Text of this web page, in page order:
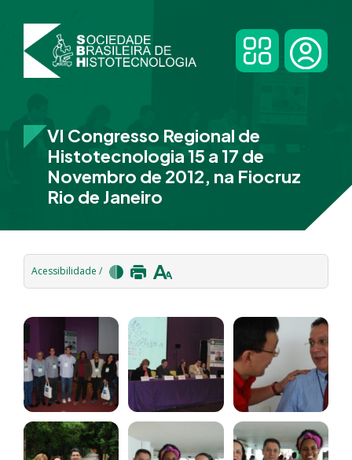
VI Congresso Regional de
Histotecnologia 15 a 17 de
Novembro de 2012, na Fiocruz
Rio de Janeiro
Acessibilidade /